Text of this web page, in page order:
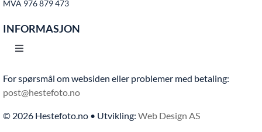
MVA 976 879 473
INFORMASJON
Toggle
Hjem
Bruksvilkår
For spørsmål om websiden eller problemer med betaling:
post@hestefoto.no
© 2026 Hestefoto.no • Utvikling: Web Design AS